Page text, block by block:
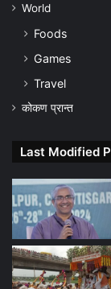
World
Foods
Games
Travel
कोकण प्रान्त
Last Modified